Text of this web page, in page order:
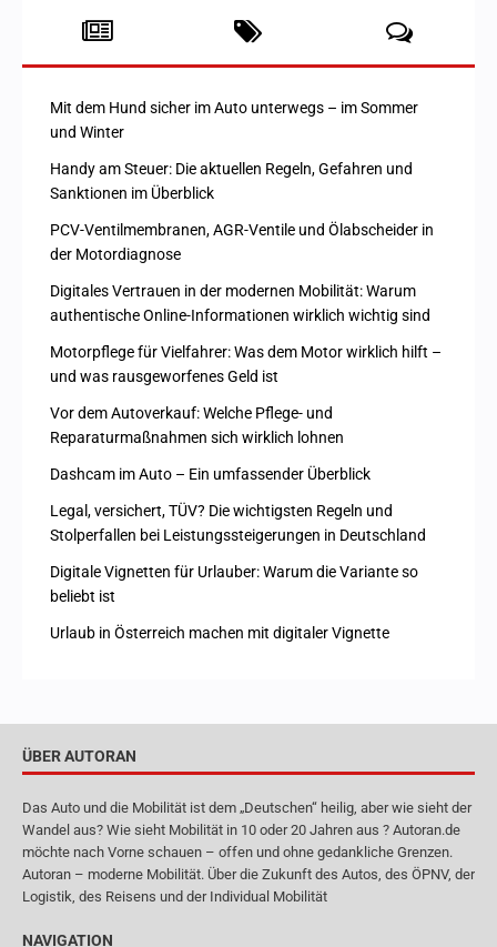
Mit dem Hund sicher im Auto unterwegs – im Sommer
und Winter
Handy am Steuer: Die aktuellen Regeln, Gefahren und
Sanktionen im Überblick
PCV-Ventilmembranen, AGR-Ventile und Ölabscheider in
der Motordiagnose
Digitales Vertrauen in der modernen Mobilität: Warum
authentische Online-Informationen wirklich wichtig sind
Motorpflege für Vielfahrer: Was dem Motor wirklich hilft –
und was rausgeworfenes Geld ist
Vor dem Autoverkauf: Welche Pflege- und
Reparaturmaßnahmen sich wirklich lohnen
Dashcam im Auto – Ein umfassender Überblick
Legal, versichert, TÜV? Die wichtigsten Regeln und
Stolperfallen bei Leistungssteigerungen in Deutschland
Digitale Vignetten für Urlauber: Warum die Variante so
beliebt ist
Urlaub in Österreich machen mit digitaler Vignette
ÜBER AUTORAN
Das Auto und die Mobilität ist dem „Deutschen“ heilig, aber wie sieht der
Wandel aus? Wie sieht Mobilität in 10 oder 20 Jahren aus ? Autoran.de
möchte nach Vorne schauen – offen und ohne gedankliche Grenzen.
Autoran – moderne Mobilität. Über die Zukunft des Autos, des ÖPNV, der
Logistik, des Reisens und der Individual Mobilität
NAVIGATION